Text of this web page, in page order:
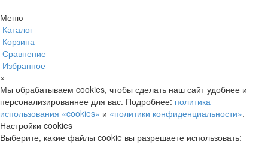
Меню
Каталог
Корзина
Сравнение
Избранное
×
Мы обрабатываем cookies, чтобы сделать наш сайт удобнее и
персонализированнее для вас. Подробнее: политика
использования «cookies» и «политики конфиденциальности».
Настройки cookies
Выберите, какие файлы cookie вы разрешаете использовать: